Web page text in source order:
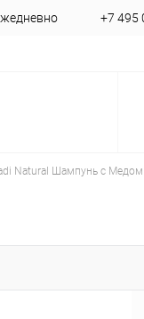
+7 495
Natural Шампунь с